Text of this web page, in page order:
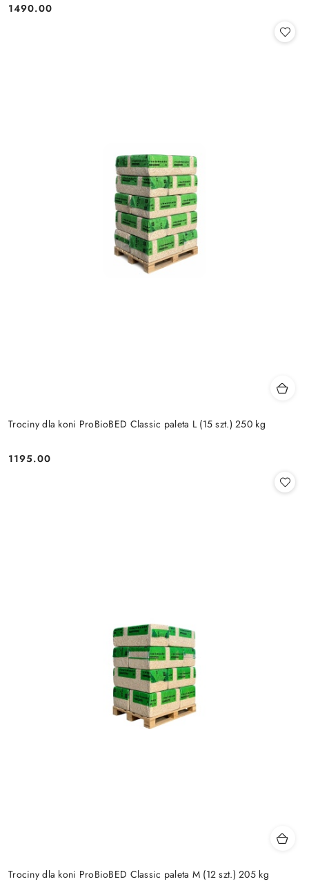
Cena:
1490.00
Trociny dla koni ProBioBED Classic paleta L (15 szt.) 250 kg
Cena:
1195.00
Trociny dla koni ProBioBED Classic paleta M (12 szt.) 205 kg